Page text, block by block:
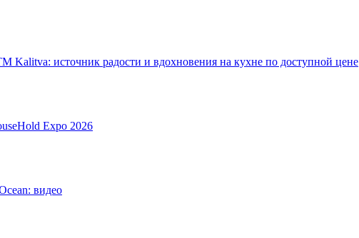
источник радости и вдохновения на кухне по доступной цене
Expo 2026
видео